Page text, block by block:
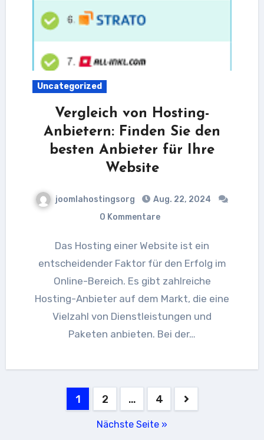
Uncategorized
Vergleich von Hosting-
Anbietern: Finden Sie den
besten Anbieter für Ihre
Website
joomlahostingsorg
Aug. 22, 2024
0 Kommentare
Das Hosting einer Website ist ein
entscheidender Faktor für den Erfolg im
Online-Bereich. Es gibt zahlreiche
Hosting-Anbieter auf dem Markt, die eine
Vielzahl von Dienstleistungen und
Paketen anbieten. Bei der…
Seitennummerierung
1 2 … 4
Nächste Seite »